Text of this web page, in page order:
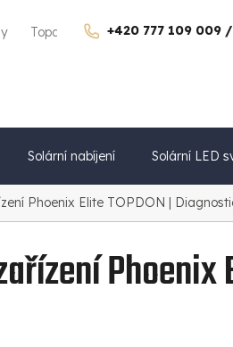
+420 777 109 009
Topdon Česko Kontakty
Solární nabíjení Solární LED
Phoenix Elite TOPDON |
Phoenix